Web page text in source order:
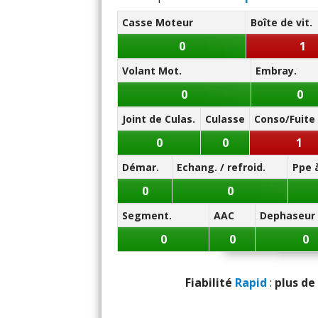
Boîte de vitesses
Note des internautes :
16.3/20
Panne la plus signalée :
pompe à carburant
Casse Moteur Boîte de vit.
0 1
Volant Mot. Embray.
0 0
Joint de Culas. Culasse Conso/Fuite
0 0 1
Démar. Echang. / refroid. Ppe
0 0
Segment. AAC Dephaseur
0 0 0
Fiabilité Rapid : plus